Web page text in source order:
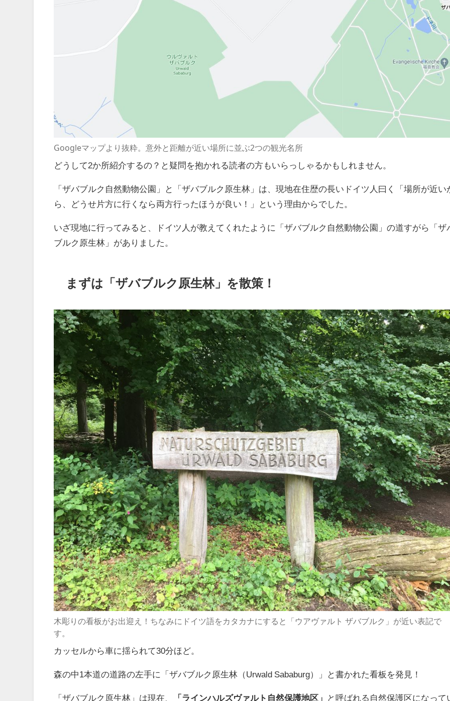
Googleマップより抜粋。意外と距離が近い場所に並ぶ2つの観光名所
どうして2か所紹介するの？と疑問を抱かれる読者の方もいらっしゃるかもしれません。
「ザバブルク自然動物公園」と「ザバブルク原生林」は、現地在住歴の長いドイツ人曰く「場所が近い
ら、どうせ片方に行くなら両方行ったほうが良い！」という理由からでした。
いざ現地に行ってみると、ドイツ人が教えてくれたように「ザバブルク自然動物公園」の道すがら「ザ
ブルク原生林」がありました。
まずは「ザバブルク原生林」を散策！
木彫りの看板がお出迎え！ちなみにドイツ語をカタカナにすると「ウアヴァルト ザバブルク」が近い表記で
す。
カッセルから車に揺られて30分ほど。
森の中1本道の道路の左手に「ザバブルク原生林（Urwald Sababurg）」と書かれた看板を発見！
「ザバブルク原生林」は現在、 「ラインハルズヴァルト自然保護地区」 と呼ばれる自然保護区になって